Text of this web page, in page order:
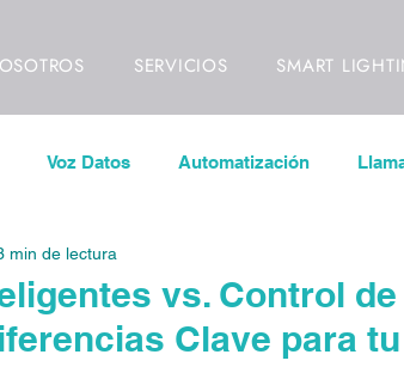
SERVICIOS SMART
Voz Datos Automatización
Pantallas LED
CODECS Videovigilancia Control de
vs. Control
Clave para
min de lectura